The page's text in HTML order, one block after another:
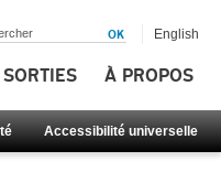
À PROPOS
Accessibilité universelle
English